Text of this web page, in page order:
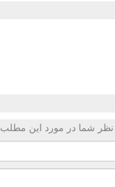
نظر شما در مورد این مطلب